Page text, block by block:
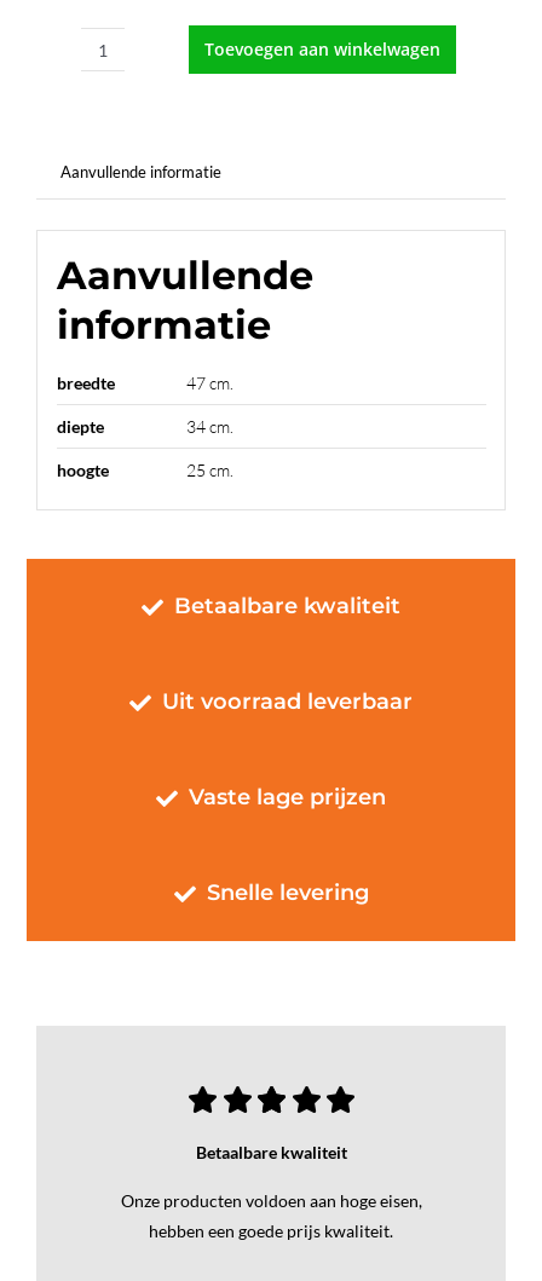
Voetensteun
Toevoegen aan winkelwagen
Aanvullende informatie
Aanvullende
informatie
breedte 47 cm.
diepte 34 cm.
hoogte 25 cm.
Betaalbare kwaliteit
Uit voorraad leverbaar
Vaste lage prijzen
Snelle levering
Betaalbare kwaliteit
Onze producten voldoen aan hoge eisen,
hebben een goede prijs kwaliteit.